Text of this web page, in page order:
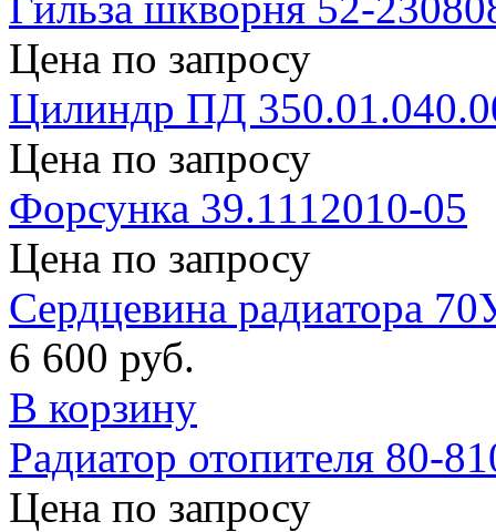
Цена по запросу
Цилиндр ПД
Цена по запросу
Форсунка 39.1112010-05
Цена по запросу
Сердцевина радиатора
6 600 руб.
В корзину
Радиатор отопителя 80-
Цена по запросу